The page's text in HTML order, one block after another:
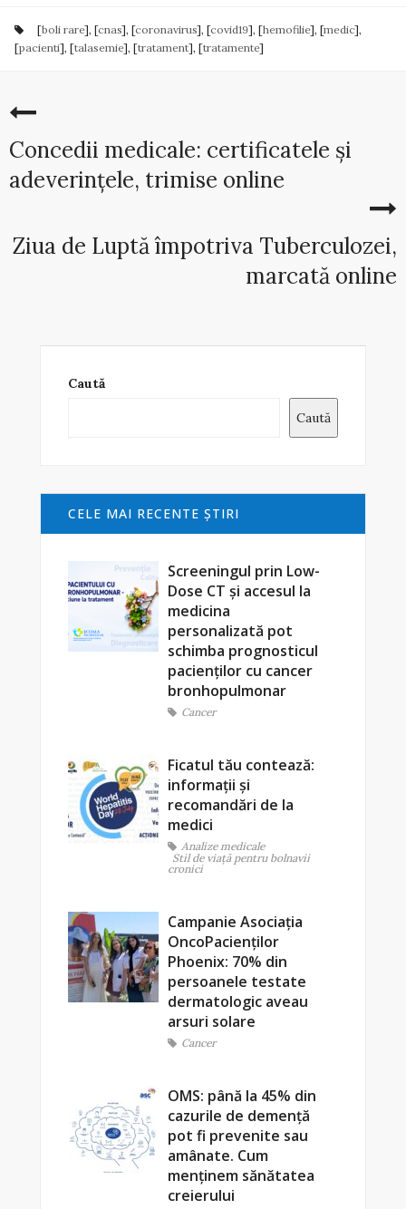
[boli rare], [cnas], [coronavirus], [covid19], [hemofilie], [medic],
[pacienti], [talasemie], [tratament], [tratamente]
Concedii medicale: certificatele și
adeverințele, trimise online
Ziua de Luptă împotriva Tuberculozei,
marcată online
Caută
Caută
CELE MAI RECENTE ŞTIRI
Screeningul prin Low-
Dose CT și accesul la
medicina
personalizată pot
schimba prognosticul
pacienților cu cancer
bronhopulmonar
Cancer
Ficatul tău contează:
informații și
recomandări de la
medici
Analize medicale
Stil de viaţă pentru bolnavii
cronici
Campanie Asociația
OncoPacienților
Phoenix: 70% din
persoanele testate
dermatologic aveau
arsuri solare
Cancer
OMS: până la 45% din
cazurile de demență
pot fi prevenite sau
amânate. Cum
menținem sănătatea
creierului